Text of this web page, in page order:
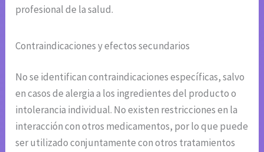
profesional de la salud.
Contraindicaciones y efectos secundarios
No se identifican contraindicaciones específicas, salvo
en casos de alergia a los ingredientes del producto o
intolerancia individual. No existen restricciones en la
interacción con otros medicamentos, por lo que puede
ser utilizado conjuntamente con otros tratamientos